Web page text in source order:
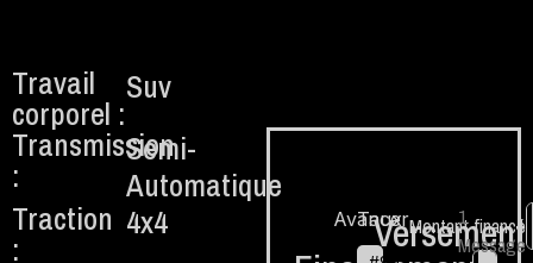
Travail
corporel :
Suv
Transmission
:
Semi-
Automatique
Traction
:
4x4
Avancer
Taux
Versement
Montant financé
1.
Message